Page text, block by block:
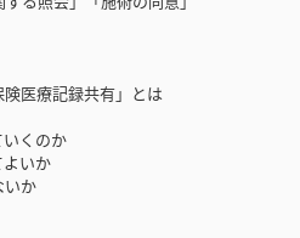
医療記録共有」とは
くのか
いか
か